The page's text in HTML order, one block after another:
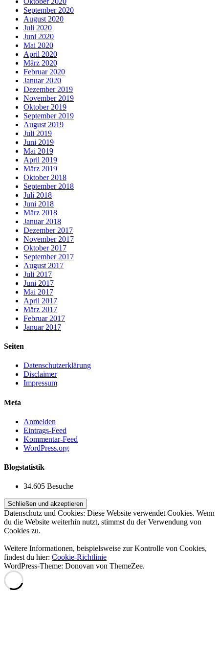
September 2020
August 2020
Juli 2020
Juni 2020
Mai 2020
April 2020
März 2020
Februar 2020
Januar 2020
Dezember 2019
November 2019
Oktober 2019
September 2019
August 2019
Juli 2019
Juni 2019
Mai 2019
April 2019
März 2019
Oktober 2018
September 2018
Juli 2018
Juni 2018
März 2018
Januar 2018
Dezember 2017
November 2017
Oktober 2017
September 2017
August 2017
Juli 2017
Juni 2017
Mai 2017
April 2017
März 2017
Februar 2017
Januar 2017
Seiten
Datenschutzerklärung
Disclaimer
Impressum
Meta
Anmelden
Eintrags-Feed
Kommentar-Feed
WordPress.org
Blogstatistik
34.605 Besuche
Datenschutz und Cookies: Diese Website verwendet Cookies. Wenn
du die Website weiterhin nutzt, stimmst du der Verwendung von
Cookies zu.
Weitere Informationen, beispielsweise zur Kontrolle von Cookies,
findest du hier: Cookie-Richtlinie
WordPress-Theme: Donovan von ThemeZee.